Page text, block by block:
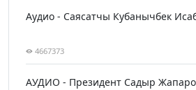
Аудио - Саясатчы Кубанычбек
4667373
АУДИО - Президент Садыр